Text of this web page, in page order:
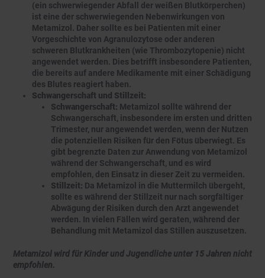
(ein schwerwiegender Abfall der weißen Blutkörperchen)
ist eine der schwerwiegenden Nebenwirkungen von
Metamizol. Daher sollte es bei Patienten mit einer
Vorgeschichte von Agranulozytose oder anderen
schweren Blutkrankheiten (wie Thrombozytopenie) nicht
angewendet werden. Dies betrifft insbesondere Patienten,
die bereits auf andere Medikamente mit einer Schädigung
des Blutes reagiert haben.
Schwangerschaft und Stillzeit:
Schwangerschaft: Metamizol sollte während der
Schwangerschaft, insbesondere im ersten und dritten
Trimester, nur angewendet werden, wenn der Nutzen
die potenziellen Risiken für den Fötus überwiegt. Es
gibt begrenzte Daten zur Anwendung von Metamizol
während der Schwangerschaft, und es wird
empfohlen, den Einsatz in dieser Zeit zu vermeiden.
Stillzeit: Da Metamizol in die Muttermilch übergeht,
sollte es während der Stillzeit nur nach sorgfältiger
Abwägung der Risiken durch den Arzt angewendet
werden. In vielen Fällen wird geraten, während der
Behandlung mit Metamizol das Stillen auszusetzen.
Metamizol wird für Kinder und Jugendliche unter 15 Jahren nicht
empfohlen.